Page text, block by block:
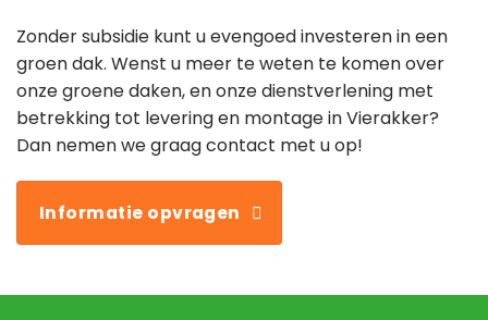
Zonder subsidie kunt u evengoed investeren in een
groen dak. Wenst u meer te weten te komen over
onze groene daken, en onze dienstverlening met
betrekking tot levering en montage in Vierakker?
Dan nemen we graag contact met u op!
Informatie opvragen